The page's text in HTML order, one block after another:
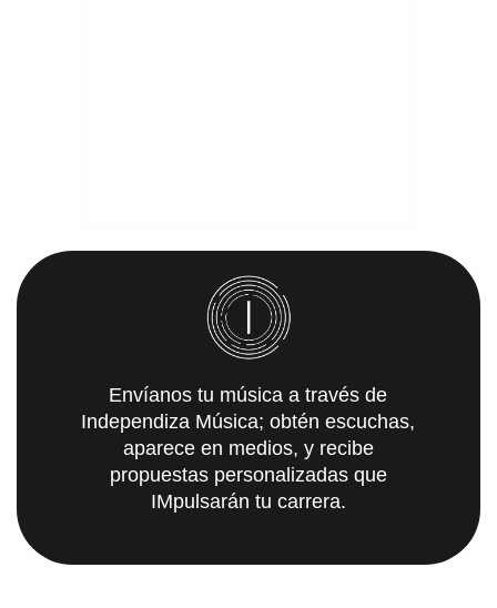
Envíanos tu música a través de
Independiza Música; obtén escuchas,
aparece en medios, y recibe
propuestas personalizadas que
IMpulsarán tu carrera.